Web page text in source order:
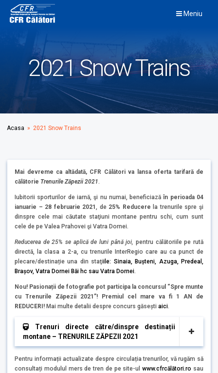
content
Meniu
2021 Snow Trains
Acasa » 2021 Snow Trains
Mai devreme ca altădată, CFR Călători va lansa oferta tarifară de
călătorie Trenurile Zăpezii 2021.
Iubitorii sporturilor de iarnă, şi nu numai, beneficiază în perioada 04
ianuarie – 28 februarie 2021, de 25% Reducere la trenurile spre şi
dinspre cele mai căutate staţiuni montane pentru schi, cum sunt
cele de pe Valea Prahovei şi Vatra Dornei.
Reducerea de 25% se aplică de luni până joi, pentru călătoriile pe rută
directă, la clasa a 2-a, cu trenurile InterRegio care au ca punct de
plecare/destinație una din staţiile: Sinaia, Bușteni, Azuga, Predeal,
Brașov, Vatra Dornei Băi hc sau Vatra Dornei.
Nou! Pasionații de fotografie pot participa la concursul “Spre munte
cu Trenurile Zăpezii 2021”! Premiul cel mare va fi 1 AN de
REDUCERI! Mai multe detalii despre concurs găsești aici
Trenuri directe către/dinspre destinații
montane – TRENURILE ZĂPEZII 2021
Pentru informații actualizate despre circulația trenurilor, vă rugăm să
consultați modulul mers de tren de pe site-ulwww.cfrcălători.ro sau